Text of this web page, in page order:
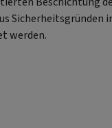
Sicherheitsgründen
werden.